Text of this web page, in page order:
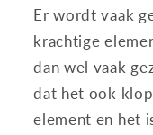
Er wordt vaak
krachtige
dan wel vaak
dat het ook
element en het